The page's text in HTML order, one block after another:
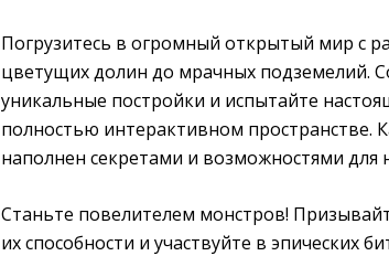
Погрузитесь в огромный открытый мир с
цветущих долин до мрачных подземелий.
уникальные постройки и испытайте
полностью интерактивном пространстве.
наполнен секретами и возможностями для
Станьте повелителем монстров!
их способности и участвуйте в эпических